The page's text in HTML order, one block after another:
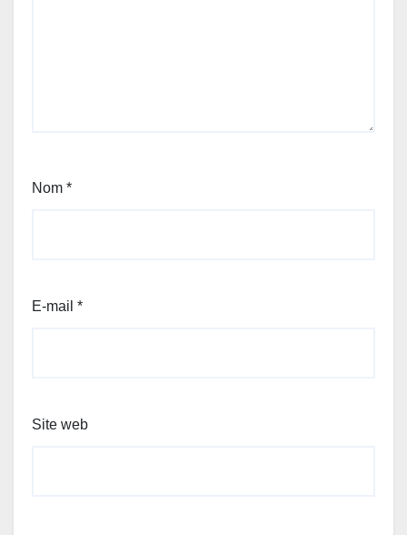
Nom *
E-mail *
Site web